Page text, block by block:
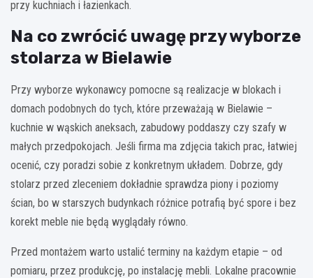
przy kuchniach i łazienkach.
Na co zwrócić uwagę przy wyborze
stolarza w Bielawie
Przy wyborze wykonawcy pomocne są realizacje w blokach i
domach podobnych do tych, które przeważają w Bielawie –
kuchnie w wąskich aneksach, zabudowy poddaszy czy szafy w
małych przedpokojach. Jeśli firma ma zdjęcia takich prac, łatwiej
ocenić, czy poradzi sobie z konkretnym układem. Dobrze, gdy
stolarz przed zleceniem dokładnie sprawdza piony i poziomy
ścian, bo w starszych budynkach różnice potrafią być spore i bez
korekt meble nie będą wyglądały równo.
Przed montażem warto ustalić terminy na każdym etapie – od
pomiaru, przez produkcję, po instalację mebli. Lokalne pracownie